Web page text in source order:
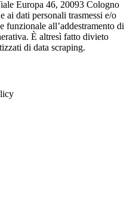
Europa 46, 20093 Cologno
ai dati personali trasmessi e/o
all’addestramento di
È altresì fatto divieto
di data scraping.